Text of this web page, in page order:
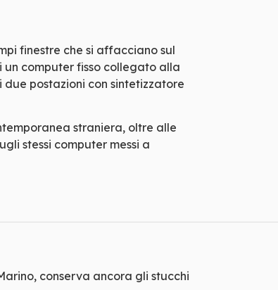
finestre che si affacciano sul
un computer fisso collegato alla
postazioni con sintetizzatore
straniera, oltre alle
stessi computer messi a
conserva ancora gli stucchi